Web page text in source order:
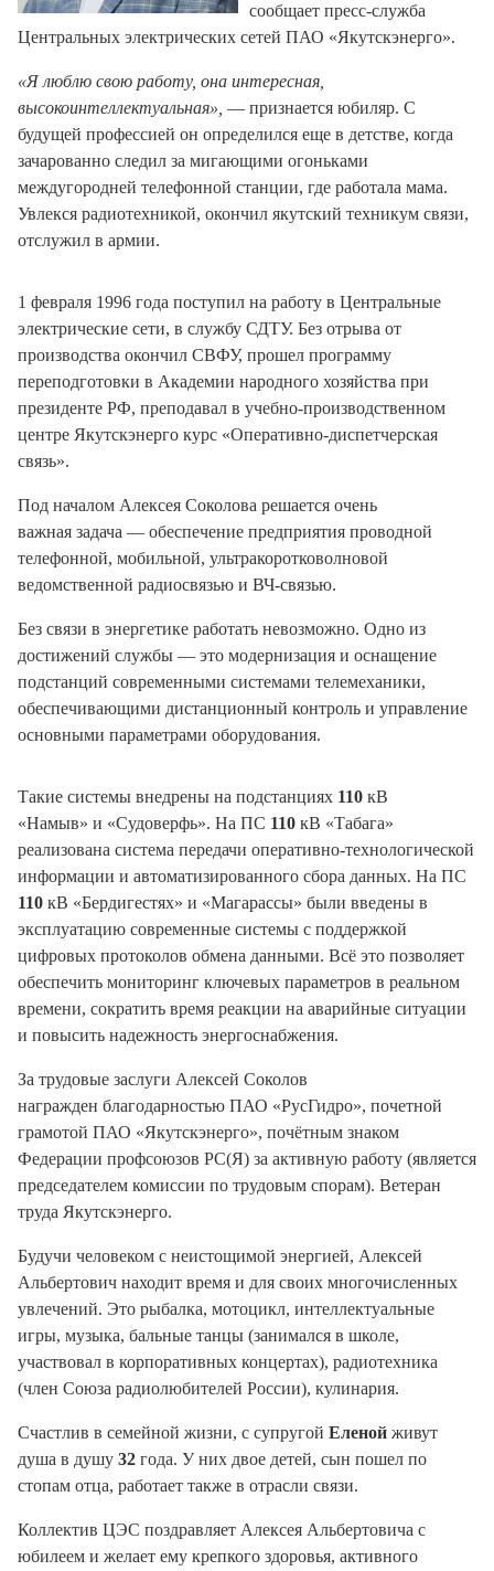
сообщает пресс-служба
Центральных электрических сетей ПАО «Якутскэнерго».
«Я люблю свою работу, она интересная,
высокоинтеллектуальная», — признается юбиляр. С
будущей профессией он определился еще в детстве, когда
зачарованно следил за мигающими огоньками
междугородней телефонной станции, где работала мама.
Увлекся радиотехникой, окончил якутский техникум связи,
отслужил в армии.
1 февраля 1996 года поступил на работу в Центральные
электрические сети, в службу СДТУ. Без отрыва от
производства окончил СВФУ, прошел программу
переподготовки в Академии народного хозяйства при
президенте РФ, преподавал в учебно-производственном
центре Якутскэнерго курс «Оперативно-диспетчерская
связь».
Под началом Алексея Соколова решается очень
важная задача — обеспечение предприятия проводной
телефонной, мобильной, ультракоротковолновой
ведомственной радиосвязью и ВЧ-связью.
Без связи в энергетике работать невозможно. Одно из
достижений службы — это модернизация и оснащение
подстанций современными системами телемеханики,
обеспечивающими дистанционный контроль и управление
основными параметрами оборудования.
Такие системы внедрены на подстанциях 110 кВ
«Намыв» и «Судоверфь». На ПС 110 кВ «Табага»
реализована система передачи оперативно-технологической
информации и автоматизированного сбора данных. На ПС
110 кВ «Бердигестях» и «Магарассы» были введены в
эксплуатацию современные системы с поддержкой
цифровых протоколов обмена данными. Всё это позволяет
обеспечить мониторинг ключевых параметров в реальном
времени, сократить время реакции на аварийные ситуации
и повысить надежность энергоснабжения.
За трудовые заслуги Алексей Соколов
награжден благодарностью ПАО «РусГидро», почетной
грамотой ПАО «Якутскэнерго», почётным знаком
Федерации профсоюзов РС(Я) за активную работу (является
председателем комиссии по трудовым спорам). Ветеран
труда Якутскэнерго.
Будучи человеком с неистощимой энергией, Алексей
Альбертович находит время и для своих многочисленных
увлечений. Это рыбалка, мотоцикл, интеллектуальные
игры, музыка, бальные танцы (занимался в школе,
участвовал в корпоративных концертах), радиотехника
(член Союза радиолюбителей России), кулинария.
Счастлив в семейной жизни, с супругой Еленой живут
душа в душу 32 года. У них двое детей, сын пошел по
стопам отца, работает также в отрасли связи.
Коллектив ЦЭС поздравляет Алексея Альбертовича с
юбилеем и желает ему крепкого здоровья, активного